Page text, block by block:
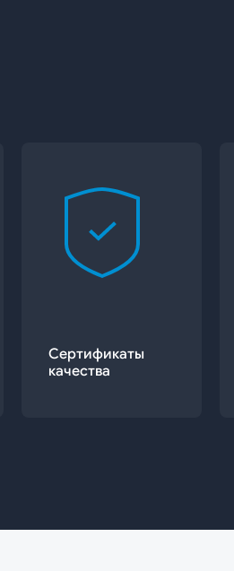
Сертификаты
качества